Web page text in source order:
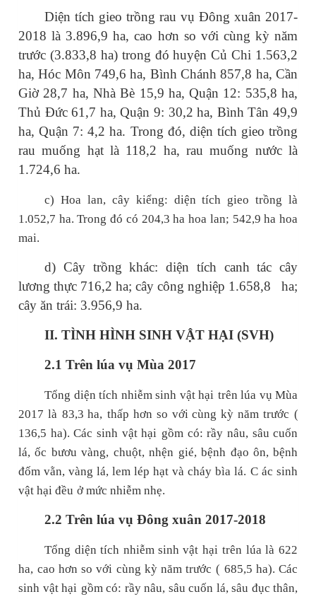
Diện tích gieo trồng rau vụ Đông xuân 2017-
2018 là 3.896,9 ha, cao hơn so với cùng kỳ năm
trước (3.833,8 ha) trong đó huyện Củ Chi 1.563,2
ha, Hóc Môn 749,6 ha, Bình Chánh 857,8 ha, Cần
Giờ 28,7 ha, Nhà Bè 15,9 ha, Quận 12: 535,8 ha,
Thủ Đức 61,7 ha, Quận 9: 30,2 ha, Bình Tân 49,9
ha, Quận 7: 4,2 ha. Trong đó, diện tích gieo trồng
rau muống hạt là 118,2 ha, rau muống nước là
1.724,6 ha.
c) Hoa lan, cây kiểng: diện tích gieo trồng là
1.052,7 ha.Trong đó có 204,3 ha hoa lan; 542,9 ha hoa
mai.
d) Cây trồng khác: diện tích canh tác cây
lương thực 716,2 ha; cây công nghiệp 1.658,8
ha;
cây ăn trái: 3.956,9 ha.
II. TÌNH HÌNH SINH VẬT HẠI (SVH)
2.1 Trên lúa vụ Mùa 2017
Tổng diện tích nhiễmsinh vật hại trên lúa vụMùa
2017 là 83,3ha, thấp hơn so vớicùng kỳ năm trước (
136,5 ha). Cácsinh vật hại gồm có: rầy nâu, sâu cuốn
lá, ốc bươu vàng, chuột, nhện gié, bệnh đạo ôn, bệnh
đốm vằn, vàng lá, lem lép hạt và cháy bìa lá. Các sinh
vật hại đều ở mức nhiễm nhẹ.
2.2 Trên lúa vụ Đông xuân 2017-2018
Tổng diện tích nhiễm sinh vật hại trên lúa là 622
ha, caohơn so với cùng kỳ năm trước ( 685,5ha). Các
sinh vật hại gồm có: rầy nâu, sâu cuốn lá, sâu đục thân,